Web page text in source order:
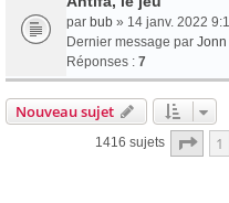
par bub » 14 janv. 2022
Dernier message par Jonn
Réponses : 7
Nouveau sujet
1416 sujets Page
1